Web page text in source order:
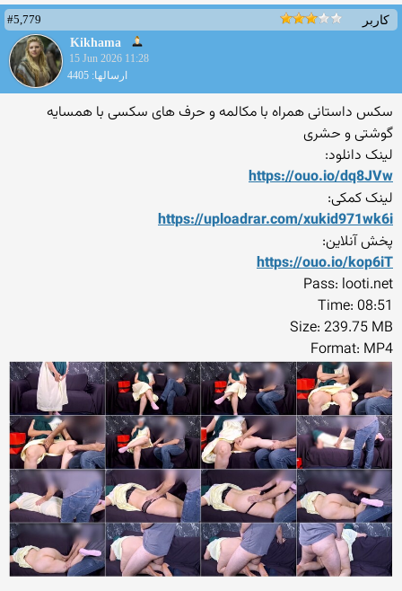
کاربر
#5,779
Kikhama
15 Jun 2026 11:28
ارسالها: 4405
سکس داستانی همراه با مکالمه و حرف های سکسی با همسایه
گوشتی و حشری
لینک دانلود:
https://ouo.io/dq8JVw
لینک کمکی:
https://uploadrar.com/xukid971wk6i
پخش آنلاین:
https://ouo.io/kop6iT
Pass: looti.net
Time: 08:51
Size: 239.75 MB
Format: MP4